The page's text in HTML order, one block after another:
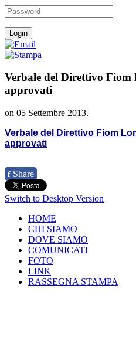
Verbale del Direttivo
approvati
on 05 Settembre 2013.
Verbale del Direttivo Fiom
approvati
f Share
Switch to Desktop Version
HOME
CHI SIAMO
DOVE SIAMO
COMUNICATI
FOTO
LINK
RASSEGNA STAMPA